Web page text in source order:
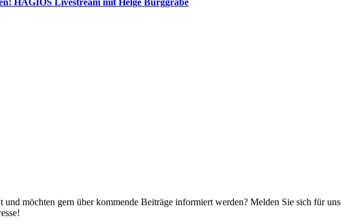
HAGIOS Livestream mit Helge Burggrabe
möchten gern über kommende Beiträge informiert werden? Melden Sie sich für